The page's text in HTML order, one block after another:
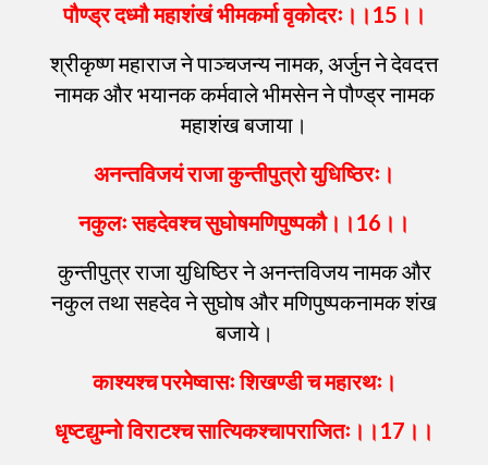
पौण्ड्रदध्मौमहाशंखंभीमकर्मावृकोदरः।। 15 ।।
श्रीकृष्ण महाराज ने पाञ्चजन्य नामक, अर्जुन ने देवदत्त
नामक और भयानक कर्मवाले भीमसेन ने पौण्ड्र नामक
महाशंख बजाया।
अनन्तविजयंराजाकुन्तीपुत्रोयुधिष्ठिरः ।
नकुलःसहदेवश्चसुघोषमणिपुष्पकौ।। 16 ।।
कुन्तीपुत्र राजा युधिष्ठिर ने अनन्तविजय नामक और
नकुल तथा सहदेव ने सुघोष और मणिपुष्पकनामक शंख
बजाये।
काश्यश्चपरमेष्वासःशिखण्डीचमहारथः।
धृष्टद्युम्नोविराटश्चसात्यिकश्चापराजितः ।। 17 ।।